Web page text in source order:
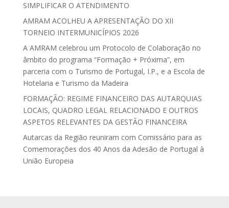
SIMPLIFICAR O ATENDIMENTO
AMRAM ACOLHEU A APRESENTAÇÃO DO XII
TORNEIO INTERMUNICÍPIOS 2026
A AMRAM celebrou um Protocolo de Colaboração no
âmbito do programa “Formação + Próxima”, em
parceria com o Turismo de Portugal, I.P., e a Escola de
Hotelaria e Turismo da Madeira
FORMAÇÃO: REGIME FINANCEIRO DAS AUTARQUIAS
LOCAIS, QUADRO LEGAL RELACIONADO E OUTROS
ASPETOS RELEVANTES DA GESTÃO FINANCEIRA
Autarcas da Região reuniram com Comissário para as
Comemorações dos 40 Anos da Adesão de Portugal à
União Europeia